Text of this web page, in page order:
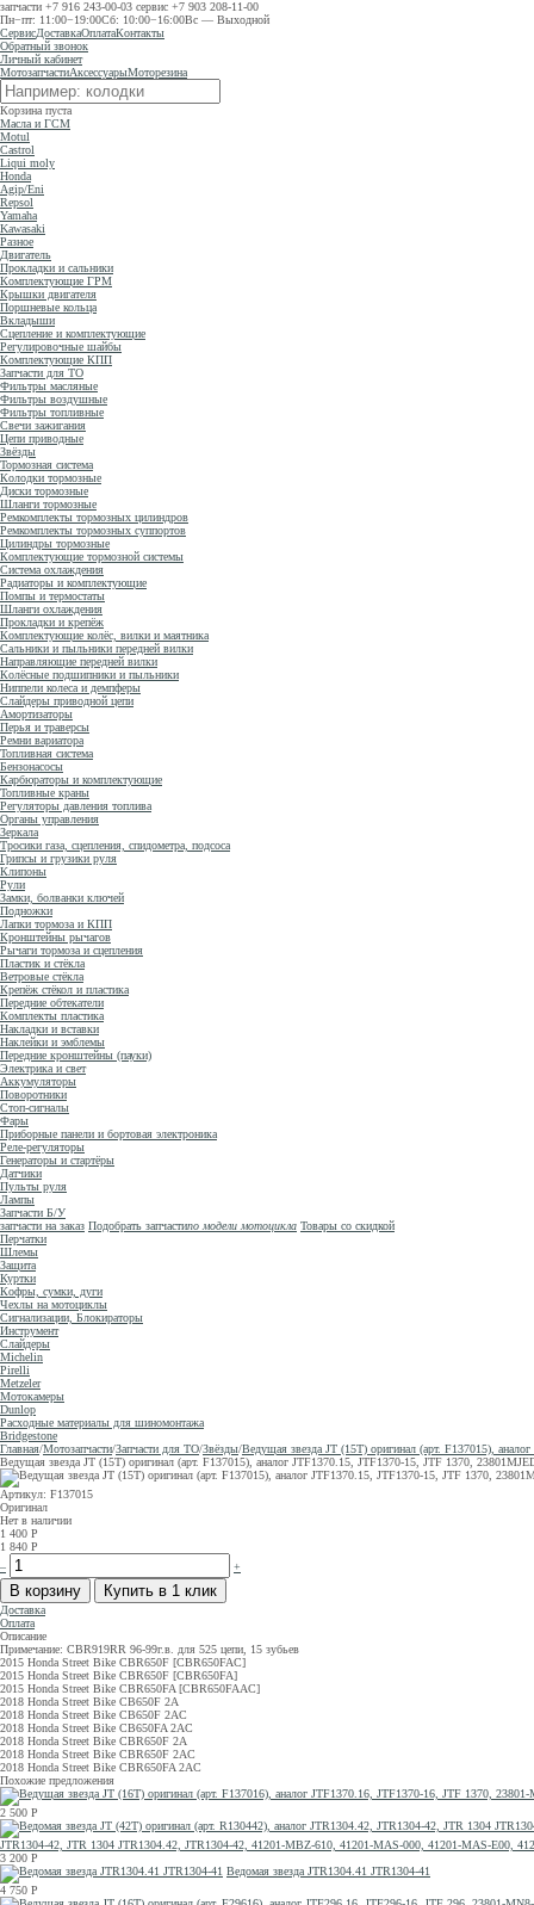
запчасти +7 916 243-00-03 сервис +7 903 208-11-00
Пн−пт: 11:00−19:00Сб: 10:00−16:00Вс — Выходной
СервисДоставкаОплатаКонтакты
Обратный звонок
Личный кабинет
МотозапчастиАксессуарыМоторезина
Корзина пуста
Масла и ГСМ
Motul
Castrol
Liqui moly
Honda
Agip/Eni
Repsol
Yamaha
Kawasaki
Разное
Двигатель
Прокладки и сальники
Комплектующие ГРМ
Крышки двигателя
Поршневые кольца
Вкладыши
Сцепление и комплектующие
Регулировочные шайбы
Комплектующие КПП
Запчасти для ТО
Фильтры масляные
Фильтры воздушные
Фильтры топливные
Свечи зажигания
Цепи приводные
Звёзды
Тормозная система
Колодки тормозные
Диски тормозные
Шланги тормозные
Ремкомплекты тормозных цилиндров
Ремкомплекты тормозных суппортов
Цилиндры тормозные
Комплектующие тормозной системы
Система охлаждения
Радиаторы и комплектующие
Помпы и термостаты
Шланги охлаждения
Прокладки и крепёж
Комплектующие колёс, вилки и маятника
Сальники и пыльники передней вилки
Направляющие передней вилки
Колёсные подшипники и пыльники
Ниппели колеса и демпферы
Слайдеры приводной цепи
Амортизаторы
Перья и траверсы
Ремни вариатора
Топливная система
Бензонасосы
Карбюраторы и комплектующие
Топливные краны
Регуляторы давления топлива
Органы управления
Зеркала
Тросики газа, сцепления, спидометра, подсоса
Грипсы и грузики руля
Клипоны
Рули
Замки, болванки ключей
Подножки
Лапки тормоза и КПП
Кронштейны рычагов
Рычаги тормоза и сцепления
Пластик и стёкла
Ветровые стёкла
Крепёж стёкол и пластика
Передние обтекатели
Комплекты пластика
Накладки и вставки
Наклейки и эмблемы
Передние кронштейны (пауки)
Электрика и свет
Аккумуляторы
Поворотники
Стоп-сигналы
Фары
Приборные панели и бортовая электроника
Реле-регуляторы
Генераторы и стартёры
Датчики
Пульты руля
Лампы
Запчасти Б/У
запчасти на заказ Подобрать запчастипо модели мотоцикла Товары со скидкой
Перчатки
Шлемы
Защита
Куртки
Кофры, сумки, дуги
Чехлы на мотоциклы
Сигнализации, Блокираторы
Инструмент
Слайдеры
Michelin
Pirelli
Metzeler
Мотокамеры
Dunlop
Расходные материалы для шиномонтажа
Bridgestone
Главная/Мотозапчасти/Запчасти для ТО/Звёзды/Ведущая звезда JT (15T) оригинал (арт. F137015),
Ведущая звезда JT (15T) оригинал (арт. F137015), аналог JTF1370.15, JTF1370-15, JTF 1370,
Артикул: F137015
Оригинал
Нет в наличии
1 400 Р
1 840 Р
–
+
Доставка
Оплата
Описание
Примечание: CBR919RR 96-99г.в. для 525 цепи, 15 зубьев
2015 Honda Street Bike CBR650F [CBR650FAC]
2015 Honda Street Bike CBR650F [CBR650FA]
2015 Honda Street Bike CBR650FA [CBR650FAAC]
2018 Honda Street Bike CB650F 2A
2018 Honda Street Bike CB650F 2AC
2018 Honda Street Bike CB650FA 2AC
2018 Honda Street Bike CBR650F 2A
2018 Honda Street Bike CBR650F 2AC
2018 Honda Street Bike CBR650FA 2AC
Похожие предложения
2 500 Р
JTR1304-42, JTR 1304 JTR1304.42, JTR1304-42, 41201-MBZ-610, 41201-MAS-000, 41201-MAS-E00,
3 200 Р
Ведомая звезда JTR1304.41 JTR1304-41
4 750 Р